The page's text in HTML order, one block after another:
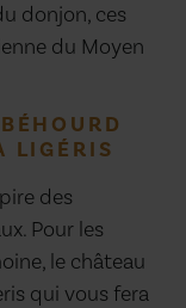
donjon, ces
du Moyen
LIGÉRIS
des
Pour les
le château
qui vous fera